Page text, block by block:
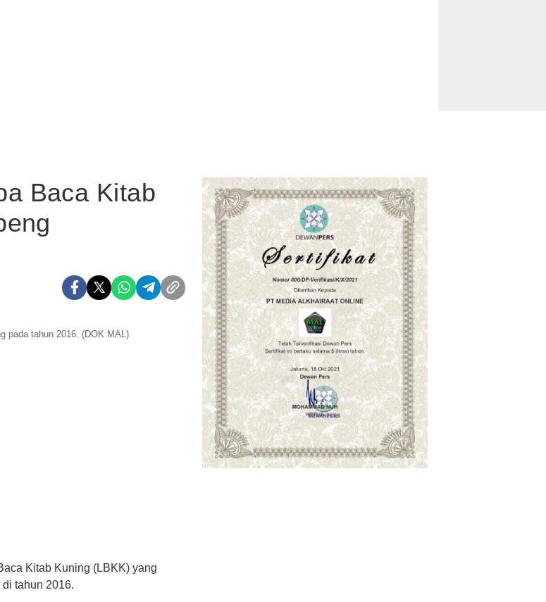
Baca Kitab
pada tahun 2016. (DOK MAL)
Kitab Kuning (LBKK) yang
tahun 2016.